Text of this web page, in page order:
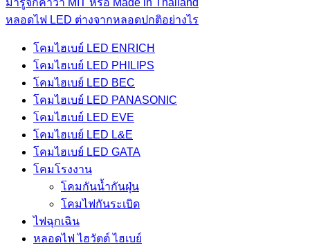
หลอดไฟ LED ต่างจากหลอดปกติอย่างไร
โคมไฮเบย์ LED ENRICH
โคมไฮเบย์ LED PHILIPS
โคมไฮเบย์ LED BEC
โคมไฮเบย์ LED PANASONIC
โคมไฮเบย์ LED EVE
โคมไฮเบย์ LED L&E
โคมไฮเบย์ LED GATA
โคมโรงงาน
โคมกันน้ำกันฝุ่น
โคมไฟกันระเบิด
ไฟฉุกเฉิน
หลอดไฟ ไฮวัตต์ ไฮเบย์